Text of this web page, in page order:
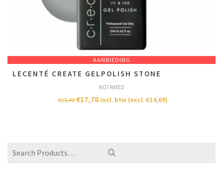
AANBIEDING
LECENTÉ CREATE GELPOLISH STONE
NOT RATED
€25,40 €17,78 incl. btw (excl.€14,69)